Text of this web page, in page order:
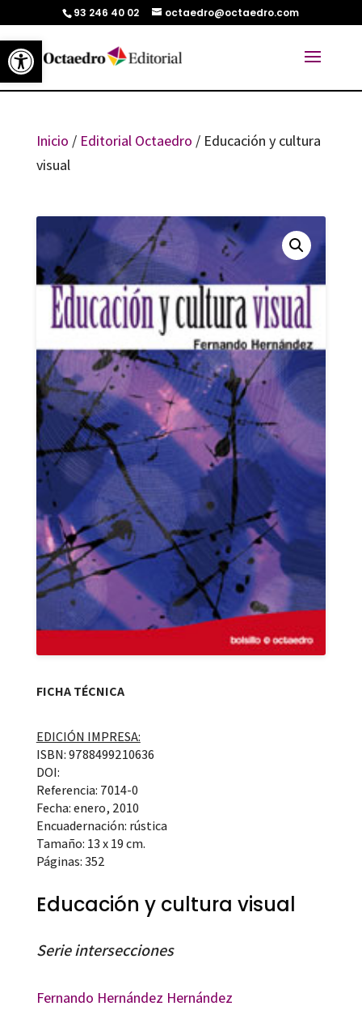
Abrir barra de herramientas
93 246 40 02 octaedro@octaedro.com
Inicio / Editorial Octaedro / Educación y cultura
visual
FICHA TÉCNICA
EDICIÓN IMPRESA:
ISBN: 9788499210636
DOI:
Referencia: 7014-0
Fecha: enero, 2010
Encuadernación: rústica
Tamaño: 13 x 19 cm.
Páginas: 352
Educación y cultura visual
Serie intersecciones
Fernando Hernández Hernández